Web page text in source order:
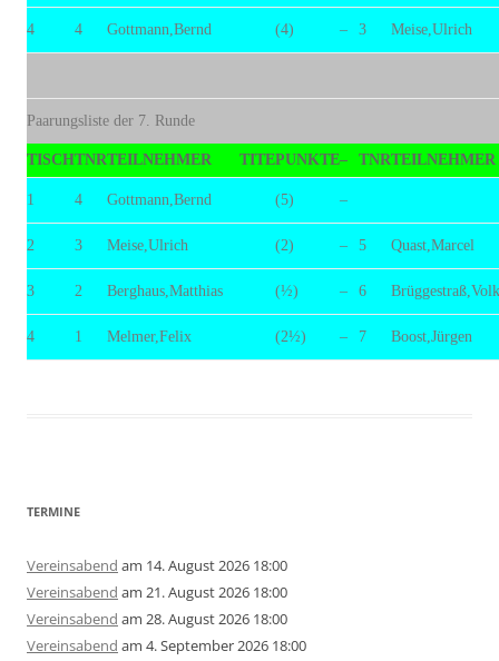
4 4 Gottmann,Bernd (4) – 3 Meise,Ulrich
Paarungsliste der 7. Runde
TISCHTNRTEILNEHMER TITEPUNKTE– TNRTEILNEHMER
1 4 Gottmann,Bernd (5) –
2 3 Meise,Ulrich (2) – 5 Quast,Marcel
3 2 Berghaus,Matthias (½) – 6
4 1 Melmer,Felix (2½) – 7 Boost,Jürgen
TERMINE
Vereinsabend am 14. August 2026 18:00
Vereinsabend am 21. August 2026 18:00
Vereinsabend am 28. August 2026 18:00
Vereinsabend am 4. September 2026 18:00